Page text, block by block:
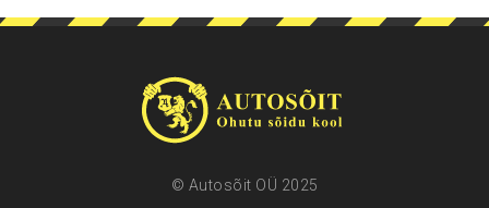
© Autosõit OÜ 2025